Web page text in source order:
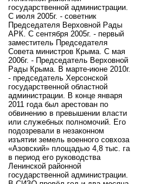
государственной администрации.
С июля 2005г. - советник
Председателя Верховной Рады
АРК. С сентября 2005г. - первый
заместитель Председателя
Совета министров Крыма. С мая
2006г. - Председатель Верховной
Рады Крыма. В марте-июне 2010г.
- председатель Херсонской
государственной областной
администрации.
В конце января
2011 года был арестован по
обвинению в превышении власти
или служебных полномочий. Его
подозревали в незаконном
изъятии земель военного совхоза
«Азовский» площадью 4,8 тыс. га
в период его руководства
Ленинской районной
государственной администрации.